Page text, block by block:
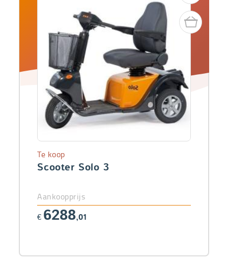
Scooter Solo 3
Te koop
Aankoopprijs
€ 6288,01